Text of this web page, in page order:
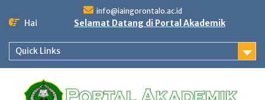
info@iaingorontalo.ac.id
Hai Selamat Datang di Portal Akademik
Quick Links